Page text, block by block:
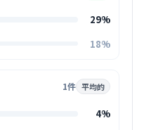
29%
18%
1件 平均的
4%